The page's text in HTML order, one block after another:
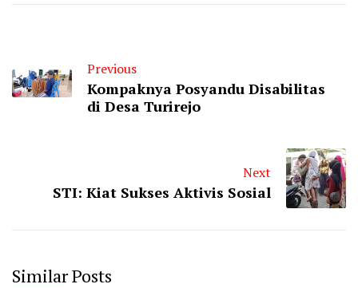
Previous
Kompaknya Posyandu Disabilitas
di Desa Turirejo
Next
STI: Kiat Sukses Aktivis Sosial
Similar Posts